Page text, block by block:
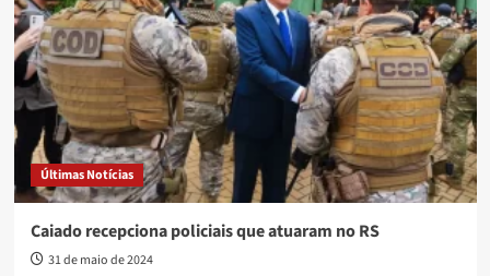
multas
já
são
line
Últimas Notícias
Caiado recepciona policiais que atuaram no RS
31 de maio de 2024